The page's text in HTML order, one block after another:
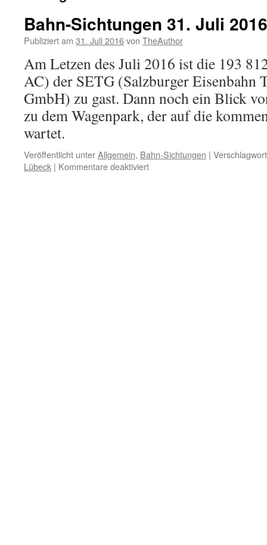
Bahn-Sichtungen 31. Juli 2016
Publiziert am 31. Juli 2016von TheAuthor
Am Letzen des Juli 2016 ist die 193
AC) der SETG (Salzburger Eisenbahn
GmbH) zu gast. Dann noch ein Blick
zu dem Wagenpark, der auf die
wartet.
Veröffentlicht unterAllgemein, Bahn-Sichtungen |
Lübeck | Kommentare deaktiviertfür